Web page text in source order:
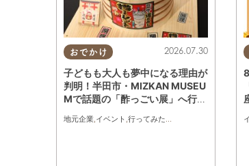
おでかけ 2026.07.30
子どもも大人も夢中になる理由が
判明！半田市・MIZKAN MUSEU
Mで話題の「酢っごい展」へ行っ
ちたまる広告
地元企業 イベント 行ってみたレポ 親子,
告